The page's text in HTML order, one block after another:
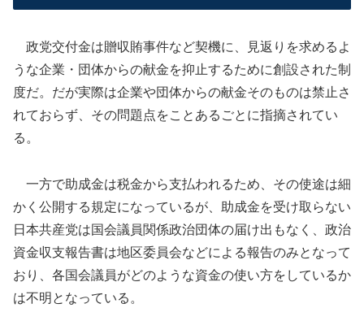
政党交付金は贈収賄事件など契機に、見返りを求めるよ
うな企業・団体からの献金を抑止するために創設された制
度だ。だが実際は企業や団体からの献金そのものは禁止さ
れておらず、その問題点をことあるごとに指摘されてい
る。
一方で助成金は税金から支払われるため、その使途は細
かく公開する規定になっているが、助成金を受け取らない
日本共産党は国会議員関係政治団体の届け出もなく、政治
資金収支報告書は地区委員会などによる報告のみとなって
おり、各国会議員がどのような資金の使い方をしているか
は不明となっている。